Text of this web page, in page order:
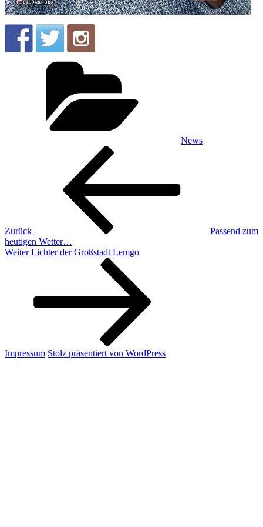
News
Beitragsnavigation
Zurück
Passend zum
heutigen Wetter…
Nächster
Weiter Lichter der Großstadt Lemgo
Impressum Stolz präsentiert von WordPress